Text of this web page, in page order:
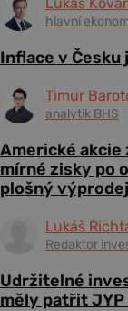
hlavní
Inflace v Česku
Timur
analytik BHS
Americké
mírné zisky po
plošný výprodej
Lukáš
Redaktor
Udržitelné
měly patřit